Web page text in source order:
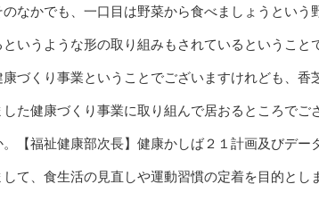
なかでも、一口目は野菜から食べましょうという
いうような形の取り組みもされているということ
づくり事業ということでございますけれども、香
た健康づくり事業に取り組んで居おるところでご
【福祉健康部次長】健康かしば２１計画及びデー
て、食生活の見直しや運動習慣の定着を目的とし